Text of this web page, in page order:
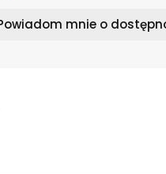
mnie o